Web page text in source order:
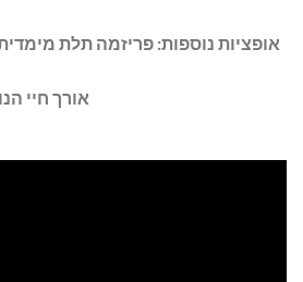
אופציות נוספות: פריזמה תלת
אורך חיי הנורה: 2200